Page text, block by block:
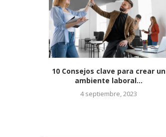
10 Consejos clave para crear un
ambiente laboral...
4 septiembre, 2023